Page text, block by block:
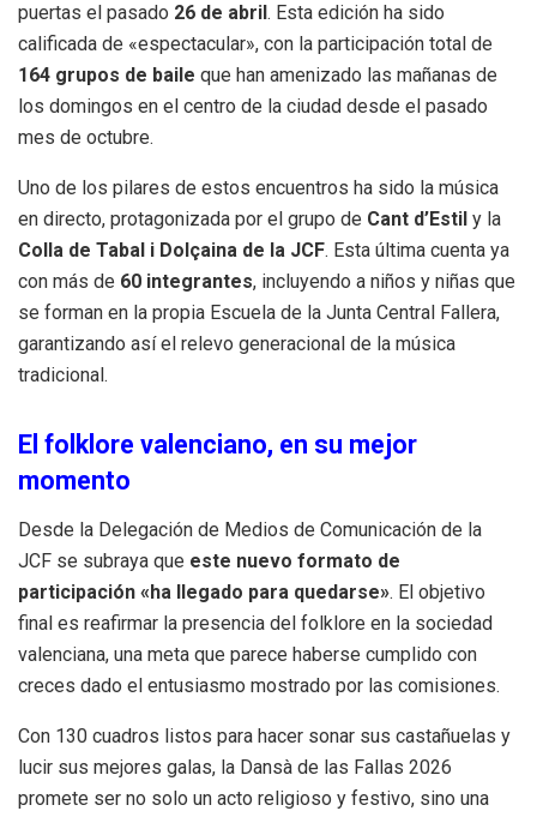
puertas el pasado 26 de abril. Esta edición ha sido
calificada de «espectacular», con la participación total de
164 grupos de baile que han amenizado las mañanas de
los domingos en el centro de la ciudad desde el pasado
mes de octubre.
Uno de los pilares de estos encuentros ha sido la música
en directo, protagonizada por el grupo de Cant d’Estil y la
Colla de Tabal i Dolçaina de la JCF. Esta última cuenta ya
con más de 60 integrantes, incluyendo a niños y niñas que
se forman en la propia Escuela de la Junta Central Fallera,
garantizando así el relevo generacional de la música
tradicional.
El folklore valenciano, en su mejor
momento
Desde la Delegación de Medios de Comunicación de la
JCF se subraya que este nuevo formato de
participación «ha llegado para quedarse». El objetivo
final es reafirmar la presencia del folklore en la sociedad
valenciana, una meta que parece haberse cumplido con
creces dado el entusiasmo mostrado por las comisiones.
Con 130 cuadros listos para hacer sonar sus castañuelas y
lucir sus mejores galas, la Dansà de las Fallas 2026
promete ser no solo un acto religioso y festivo, sino una